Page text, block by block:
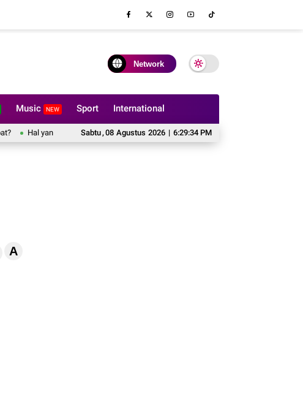
Network
Music NEW Sport International
Sabtu,08 Agustus 2026 | 6:29:35 PM
Hal yang Harus Dipertimbangkan Sebelum Memesan Sofa Custom
A